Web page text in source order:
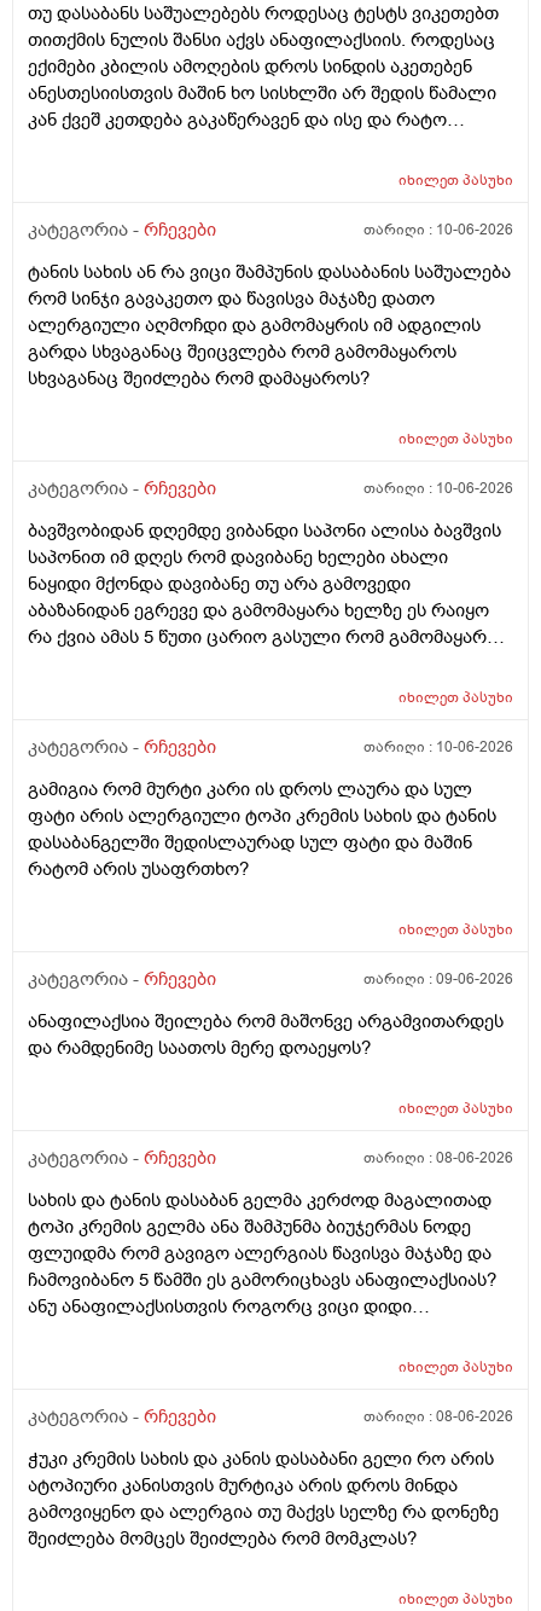
არსად და ვერც წავალ
თუ დასაბანს საშუალებებს როდესაც ტესტს ვიკეთებთ
თითქმის ნულის შანსი აქვს ანაფილაქსიის. როდესაც
ექიმები კბილის ამოღების დროს სინდის აკეთებენ
ანესთესიისთვის მაშინ ხო სისხლში არ შედის წამალი
კან ქვეშ კეთდება გაკაწერავენ და ისე და რატო
ახარო რატომ იკითხებიან თუ ანა ფილოქსიოზე არ
გამონაყარი გაჩნდე რატო არიან მზად ყოფნაში გუშინ
რატო არ აკეთებენ ამ სინდს ყველგან და რატომ
მაინცდამაინც სპეციალურ კლინიკებში რატომ ეს
შენიათ
იხილეთპასუხი
კატეგორია - რჩევები თარიღი : 10-06-2026
ტანის სახის ან რა ვიცი შამპუნის დასაბანის საშუალება
რომ სინჯი გავაკეთო და წავისვა მაჯაზე დათო
ალერგიული აღმოჩდი და გამომაყრის იმ ადგილის
გარდა სხვაგანაც შეიცვლება რომ გამომაყაროს
სხვაგანაც შეიძლება რომ დამაყაროს?
იხილეთპასუხი
კატეგორია - რჩევები თარიღი : 10-06-2026
ბავშვობიდან დღემდე ვიბანდი საპონი ალისა ბავშვის
საპონით იმ დღეს რომ დავიბანე ხელები ახალი
ნაყიდი მქონდა დავიბანე თუ არა გამოვედი
აბაზანიდან ეგრევე და გამომაყარა ხელზე ეს რაიყო
რა ქვია ამას 5 წუთი ცარიო გასული რომ გამომაყარა
იხილეთპასუხი
კატეგორია - რჩევები თარიღი : 10-06-2026
გამიგია რომ მურტი კარი ის დროს ლაურა და სულ
ფატი არის ალერგიული ტოპი კრემის სახის და ტანის
დასაბანგელში შედისლაურად სულ ფატი და მაშინ
რატომ არის უსაფრთხო?
იხილეთპასუხი
კატეგორია - რჩევები თარიღი :09-06-2026
ანაფილაქსია შეილება რომ მაშონვე არგამვითარდეს
და რამდენიმე საათოს მერე დოაეყოს?
იხილეთპასუხი
კატეგორია - რჩევები თარიღი :08-06-2026
სახის და ტანის დასაბან გელმა კერძოდ მაგალითად
ტოპი კრემის გელმა ანა შამპუნმა ბიუჯერმას ნოდე
ფლუიდმა რომ გავიგო ალერგიას წავისვა მაჯაზე და
ჩამოვიბანო 5 წამში ეს გამორიცხავს ანაფილაქსიას?
ანუ ანაფილაქსისთვის როგორც ვიცი დიდი
ანაფილაქცია განვითარდეს სწორია? ანუ იმ
კონკრეტული რაღაც ნივთიერების მიმართ ეს ტესტი
ტესტი დიდი დიდი გამოყაროს ხო?
იხილეთპასუხი
კატეგორია - რჩევები თარიღი :08-06-2026
ჭუკი კრემის სახის და კანის დასაბანი გელი რო არის
ატოპიური კანისთვის მურტიკა არის დროს მინდა
გამოვიყენო და ალერგია თუ მაქვს სელზე რა დონეზე
შეიძლება მომცეს შეიძლება რომ მომკლას?
იხილეთპასუხი